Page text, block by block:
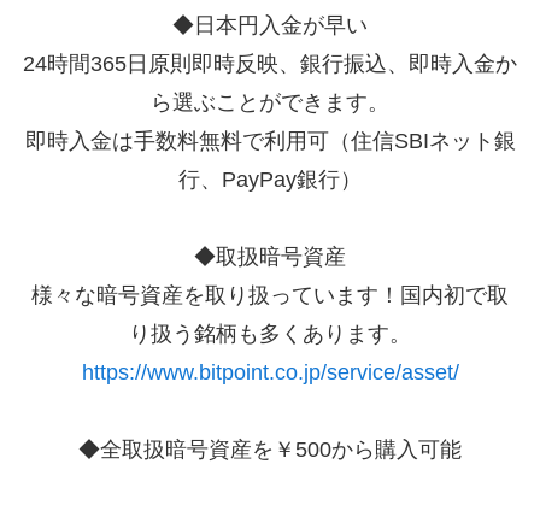
◆日本円入金が早い
24時間365日原則即時反映、銀行振込、即時入金か
ら選ぶことができます。
即時入金は手数料無料で利用可（住信SBIネット銀
行、PayPay銀行）
◆取扱暗号資産
様々な暗号資産を取り扱っています！国内初で取
り扱う銘柄も多くあります。
https://www.bitpoint.co.jp/service/asset/
◆全取扱暗号資産を￥500から購入可能